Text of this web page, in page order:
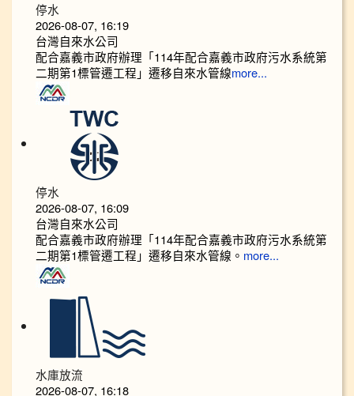
停水
2026-08-07, 16:19
台灣自來水公司
配合嘉義市政府辦理「114年配合嘉義市政府污水系統第
二期第1標管遷工程」遷移自來水管線more...
停水
2026-08-07, 16:09
台灣自來水公司
配合嘉義市政府辦理「114年配合嘉義市政府污水系統第
二期第1標管遷工程」遷移自來水管線。 more...
水庫放流
2026-08-07, 16:18